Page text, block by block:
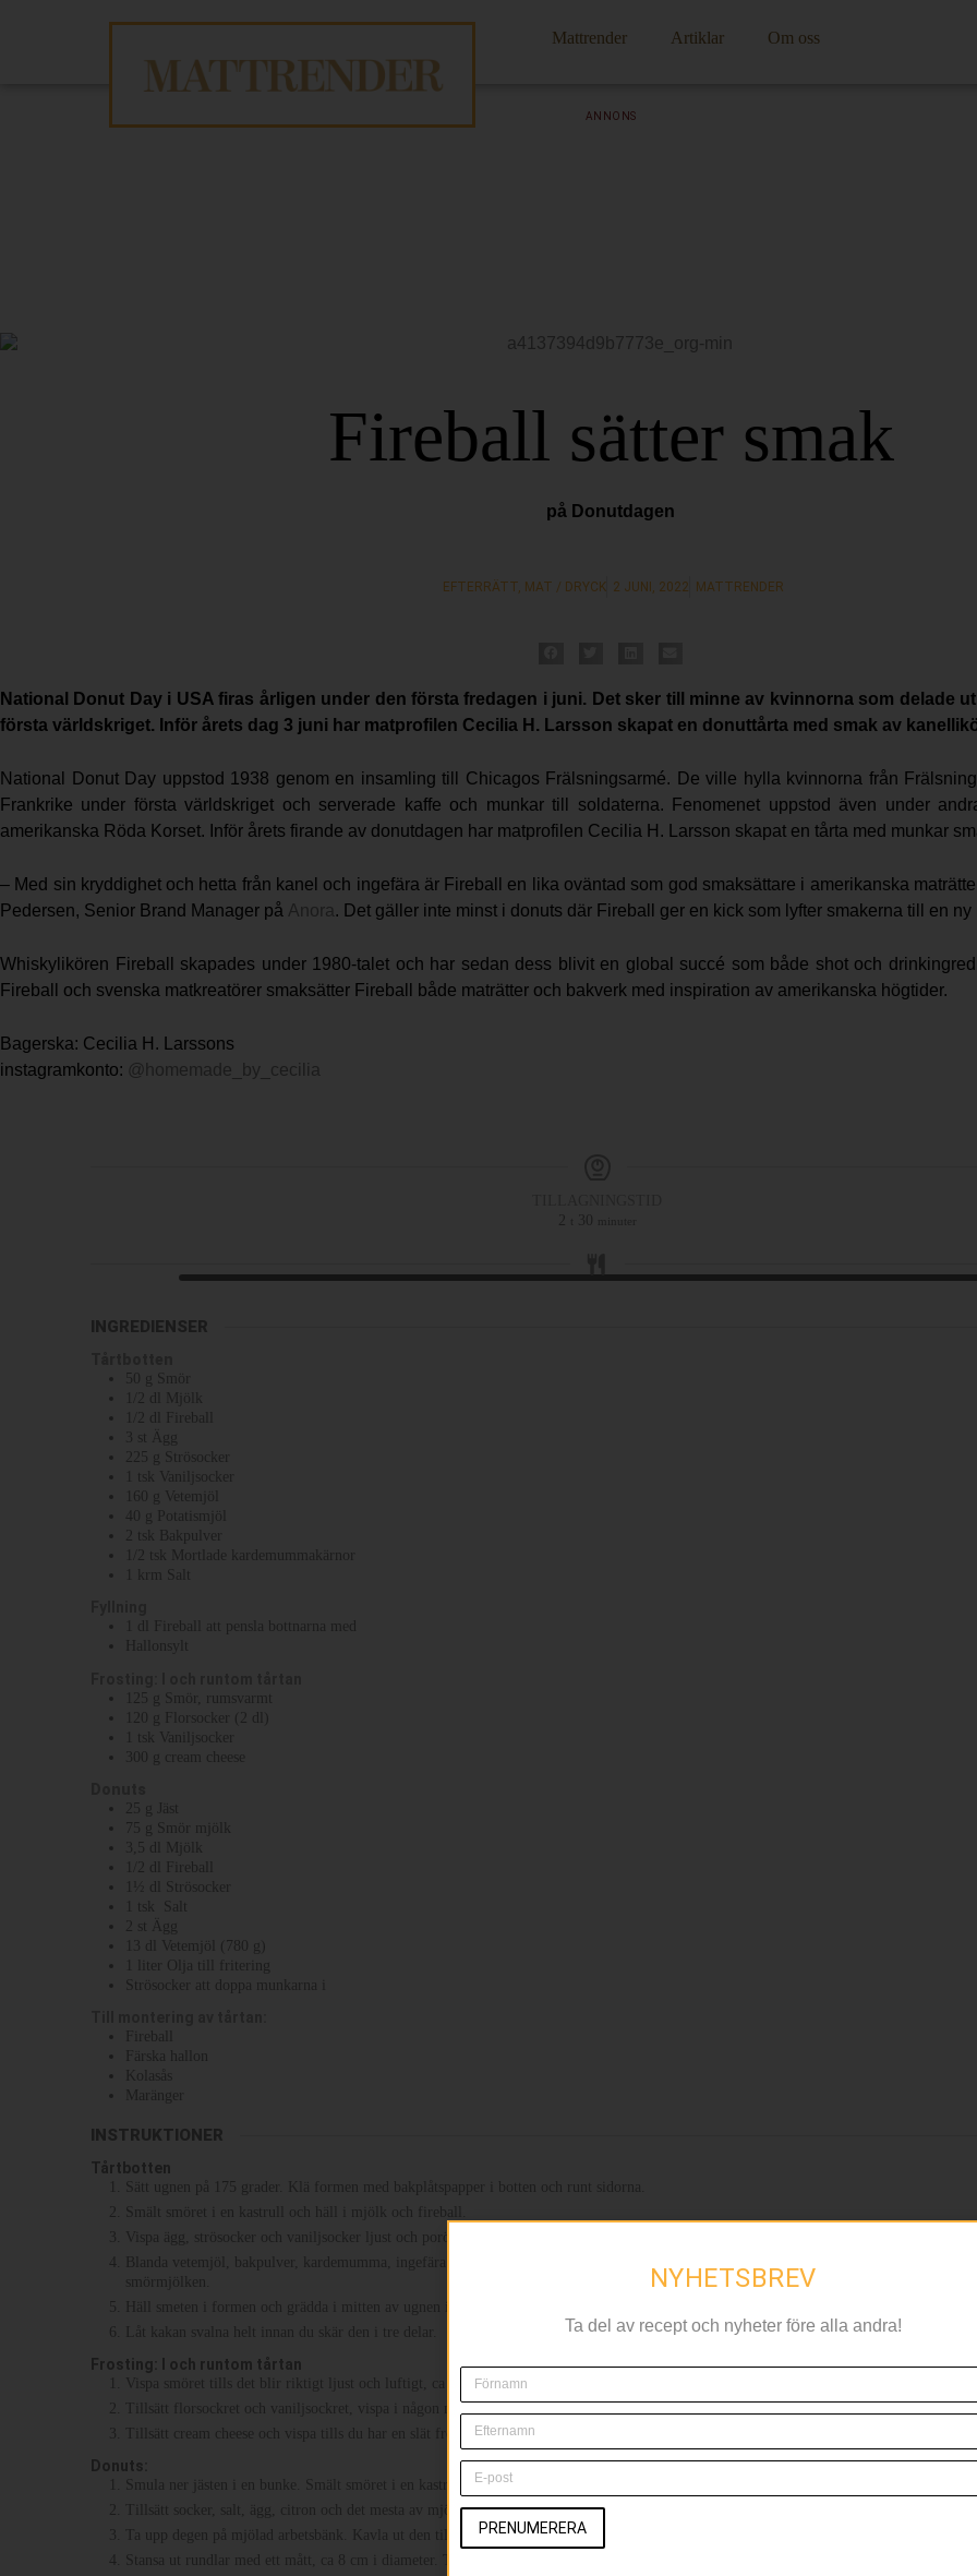
Mattrender Artiklar Om oss
ANNONS
Fireball sätter smak
på Donutdagen
EFTERRÄTT, MAT / DRYCK 2 JUNI, 2022 MATTRENDER
National Donut Day i USA firas årligen under den första fredagen i juni. Det sker till minne av kvinnorna som delade
första världskriget. Inför årets dag 3 juni har matprofilen Cecilia H. Larsson skapat en donuttårta med smak av
National Donut Day uppstod 1938 genom en insamling till Chicagos Frälsningsarmé. De ville hylla kvinnorna från
Frankrike under första världskriget och serverade kaffe och munkar till soldaterna. Fenomenet uppstod även under
amerikanska Röda Korset. Inför årets firande av donutdagen har matprofilen Cecilia H. Larsson skapat en tårta med munkar
– Med sin kryddighet och hetta från kanel och ingefära är Fireball en lika oväntad som god smaksättare i amerikanska
Pedersen, Senior Brand Manager på Anora. Det gäller inte minst i donuts där Fireball ger en kick som lyfter smakerna till en ny
Whiskylikören Fireball skapades under 1980-talet och har sedan dess blivit en global succé som både shot och
Fireball och svenska matkreatörer smaksätter Fireball både maträtter och bakverk med inspiration av amerikanska högtider.
Bagerska: Cecilia H. Larssons
instagramkonto: @homemade_by_cecilia
2
INGREDIENSER
50 g Smör
1/2 dl
Mjölk
1/2 dl
Fireball
st
Ägg
225 g Strösocker
tsk Vaniljsocker
160 g Vetemjöl
40 g
Potatismjöl
2 tsk
Bakpulver
1/2 tsk Mortlade kardemummakärnor
krm Salt
dl
Fireball att pensla bottnarna med
Hallonsylt
125 g Smör, rumsvarmt
120 g
Florsocker (2 dl)
tsk Vaniljsocker
300 g cream cheese
25 g
Jäst
75 g
Smör mjölk
3,5 dl
Mjölk
1/2 dl
Fireball
dl
Strösocker
tsk
Salt
2
st
Ägg
13 dl
Vetemjöl (780 g)
liter Olja till fritering
Strösocker att doppa munkarna i
Fireball
Färska hallon
Kolasås
Maränger
INSTRUKTIONER
Tårtbotten
Sätt ugnen på 175 grader. Klä formen med bakplåtspapper i botten och runt sidorna.
Smält smöret i en kastrull och häll i mjölk och fireball.
Vispa ägg, strösocker och vaniljsocker ljust och poröst.
Blanda vetemjöl, bakpulver, kardemumma, ingefära och salt. Sikta ner lite i tageti äggsmeten och vänd samman med en slickepott,
smörmjölken.
Häll smeten i formen och grädda i mitten av ugnen i 35-40 minuter. Kontrollera att kakan är klar med en provsticka, stickan skall precis
Låt kakan svalna helt innan du skär den i tre delar.
Frosting: I och runtom tårtan
Vispa smöret tills det blir riktigt ljust och luftigt, ca 5 minuter. (Jag vispade med vingen till assistenten)
Tillsätt florsockret och vaniljsockret, vispa i någon minut till.
Tillsätt cream cheese och vispa tills du har en slät frosting.
Donuts
Smula ner jästen i en bunke. Smält smöret i en kastrull och häll i mjölken. Värm till max 37° och häll det över jästen
Tillsätt socker, salt, ägg, citron och det mesta av mjölet. Arbeta degen smidig. Låt jäsa övertäckt ca 40 min.
Ta upp degen på mjölad arbetsbänk. Kavla ut den till en platta, ca 1 cm tjock.
Stansa ut rundlar med ett mått, ca 8 cm i diameter. Ta ut ett litet hål i mitten. Låt jäsa övertäckta ca 30 min.
NYHETSBREV
Ta del av recept och nyheter före alla andra!
PRENUMERERA